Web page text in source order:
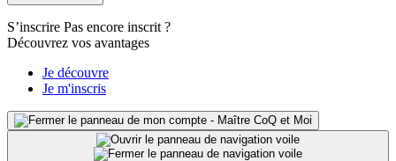
S’inscrire Pas encore inscrit ?
Découvrez vos avantages
Je découvre
Je m'inscris